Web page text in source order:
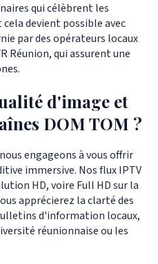
qui célèbrent les
devient possible avec
par des opérateurs locaux
Réunion, qui assurent une
d'image et
DOM TOM ?
engageons à vous offrir
immersive. Nos flux IPTV
HD, voire Full HD sur la
apprécierez la clarté des
d'information locaux,
réunionnaise ou les